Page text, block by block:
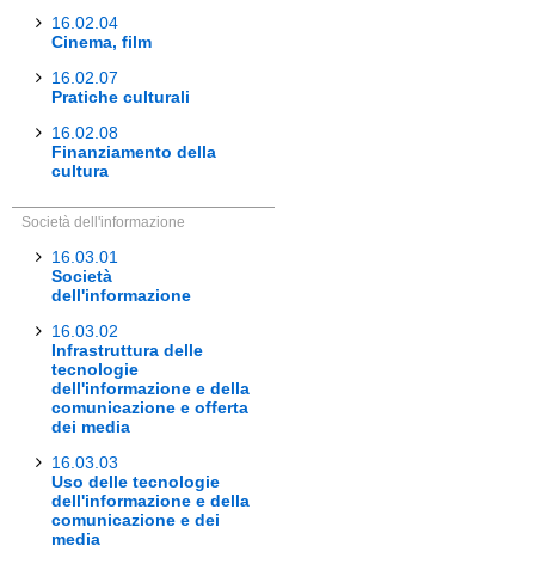
16.02.04
Cinema, film
16.02.07
Pratiche culturali
16.02.08
Finanziamento della
cultura
Società dell'informazione
16.03.01
Società
dell'informazione
16.03.02
Infrastruttura delle
tecnologie
dell'informazione e della
comunicazione e offerta
dei media
16.03.03
Uso delle tecnologie
dell'informazione e della
comunicazione e dei
media